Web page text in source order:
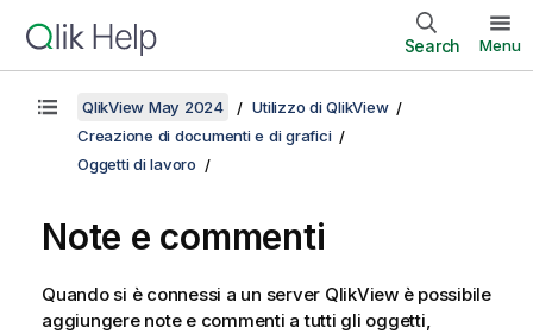
Search Menu
QlikView May 2024
Utilizzo di QlikView
Creazione di documenti e di grafici
Oggetti di lavoro
Note e commenti
Quando si è connessi a un server QlikView è possibile
aggiungere note e commenti a tutti gli oggetti,